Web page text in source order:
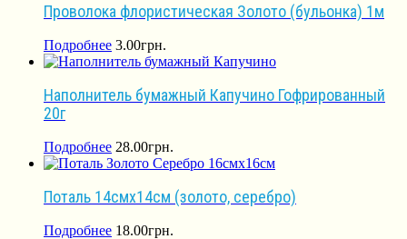
Проволока флористическая Золото (бульонка) 1м
Подробнее 3.00грн.
Наполнитель бумажный Капучино Гофрированный
20г
Подробнее 28.00грн.
Поталь 14смх14см (золото, серебро)
Подробнее 18.00грн.